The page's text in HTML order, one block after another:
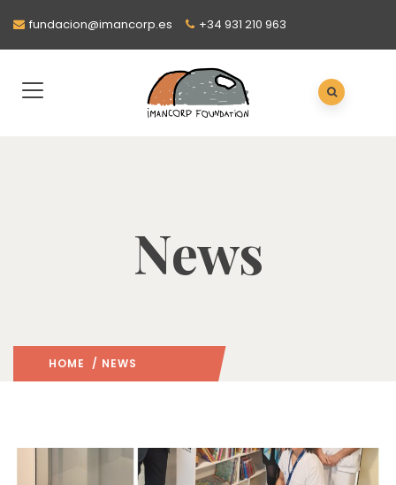
fundacion@imancorp.es +34 931 210 963
News
HOME / NEWS